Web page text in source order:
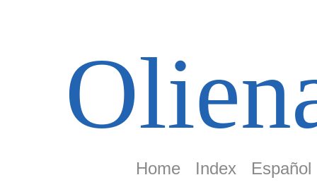
Home Index Español